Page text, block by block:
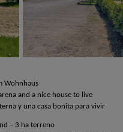
Wohnhaus
and a nice house to live
y una casa bonita para vivir
– 3 ha terreno